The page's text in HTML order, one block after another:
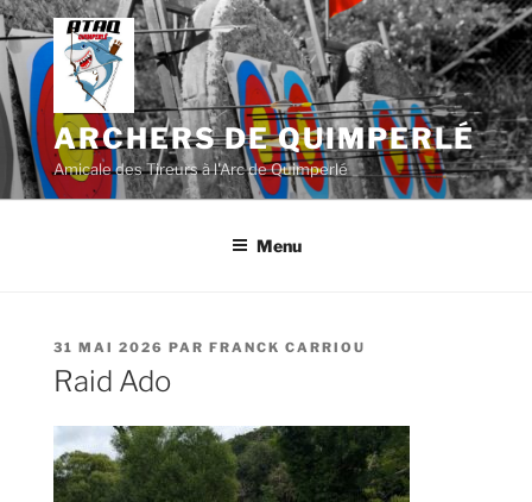
Aller
au
contenu
principal
ARCHERS DE QUIMPERLÉ
Amicale des Tireurs à l'Arc de Quimperlé
Menu
PUBLIÉ
LE
31 MAI 2026 PAR FRANCK CARRIOU
Raid Ado